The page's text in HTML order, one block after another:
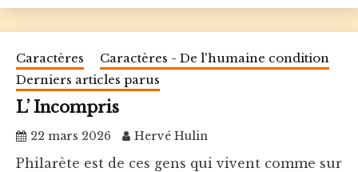
Caractères
Caractères - De l'humaine condition
Derniers articles parus
L’ Incompris
22 mars 2026 Hervé Hulin
Philarète est de ces gens qui vivent comme sur